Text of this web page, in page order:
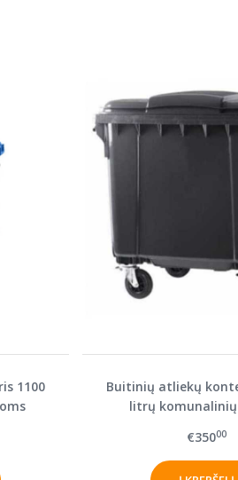
1100
Buitinių atliekų
litrų
€35000